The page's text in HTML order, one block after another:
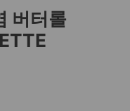
버터롤